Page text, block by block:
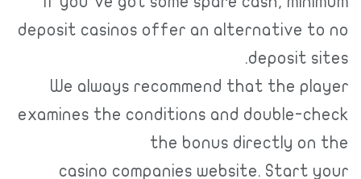
deposit casinos offer an alternative to no
deposit sites.
We always recommend that the player
examines the conditions and double-check
the bonus directly on the
casino companies website. Start your